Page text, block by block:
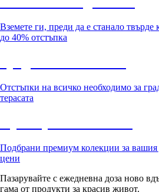
Вземете ги, преди да е станало
до 40% отстъпка
Отстъпки на всичко необходимо за
терасата
Подбрани премиум колекции за вашия
цени
Пазарувайте с ежедневна доза ново
гама от продукти за красив живот.